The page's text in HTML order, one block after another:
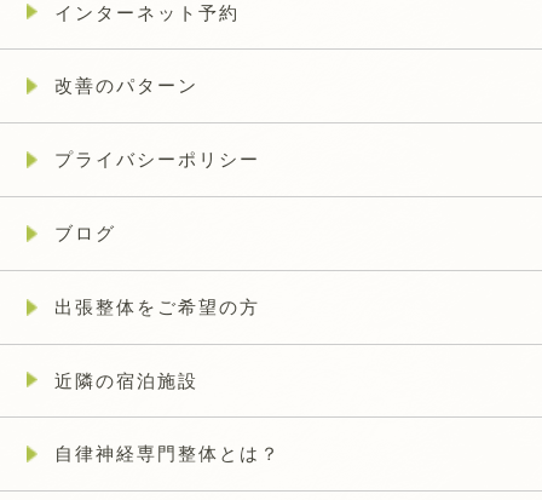
インターネット予約
改善のパターン
プライバシーポリシー
ブログ
出張整体をご希望の方
近隣の宿泊施設
自律神経専門整体とは？